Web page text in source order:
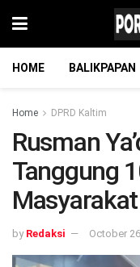
HOME BALIKPAPAN
Home DPRD Kaltim
Rusman
Tanggung
Masyarakat
by Redaksi October